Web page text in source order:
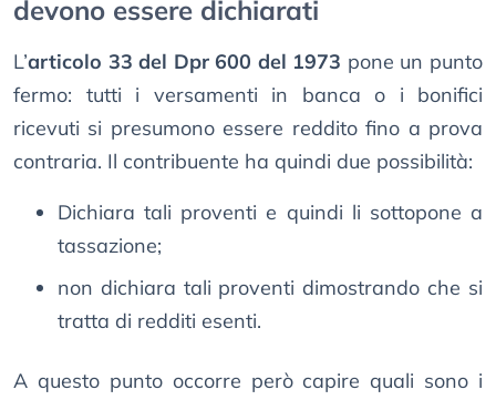
devono essere dichiarati
L’articolo 33 del Dpr 600 del 1973 pone un punto
fermo: tutti i versamenti in banca o i bonifici
ricevuti si presumono essere reddito fino a prova
contraria. Il contribuente ha quindi due possibilità:
Dichiara tali proventi e quindi li sottopone a
tassazione;
non dichiara tali proventi dimostrando che si
tratta di redditi esenti.
A questo punto occorre però capire quali sono i